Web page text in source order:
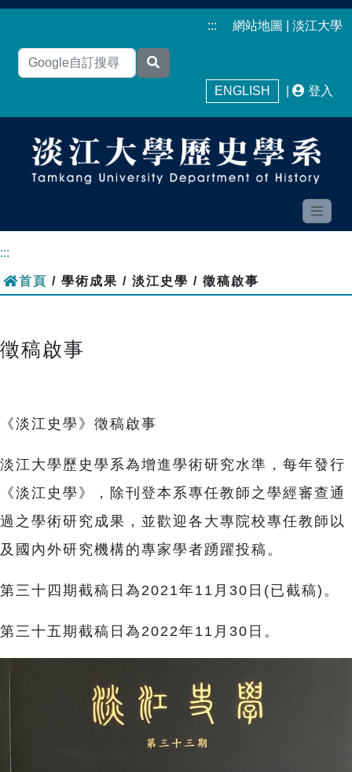
::: 網站地圖 淡江大學
ENGLISH 登入
:::
首頁 / 學術成果 / 淡江史學 / 徵稿啟事
徵稿啟事
《淡江史學》徵稿啟事
淡江大學歷史學系為增進學術研究水準，每年發行
《淡江史學》，除刊登本系專任教師之學經審查通
過之學術研究成果，並歡迎各大專院校專任教師以
及國內外研究機構的專家學者踴躍投稿。
第三十四期截稿日為2021年11月30日(已截稿)。
第三十五期截稿日為2022年11月30日。